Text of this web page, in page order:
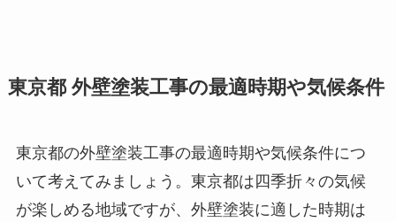
東京都 外壁塗装工事の最適時期や気候条件
東京都の外壁塗装工事の最適時期や気候条件につ
いて考えてみましょう。東京都は四季折々の気候
が楽しめる地域ですが、外壁塗装に適した時期は